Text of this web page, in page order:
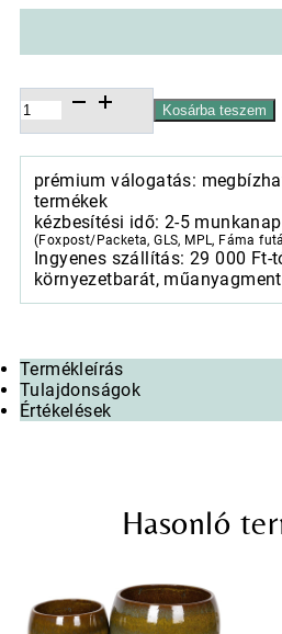
Kerámia
növénytartó,
Brisbane
hármas
szett
zöldesbarna,
30x26-
47x39cm
mennyiség
Kosárba teszem
prémium válogatás:
termékek
kézbesítési idő: 2-5 munkanap
(Foxpost/Packeta, GLS, MPL, Fáma
Ingyenes szállítás: 29 000 Ft-
környezetbarát,
Termékleírás
Tulajdonságok
Értékelések
Hasonló